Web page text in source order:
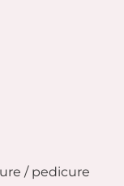
/ pedicure